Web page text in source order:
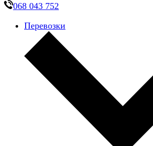
068 043 752
Перевозки